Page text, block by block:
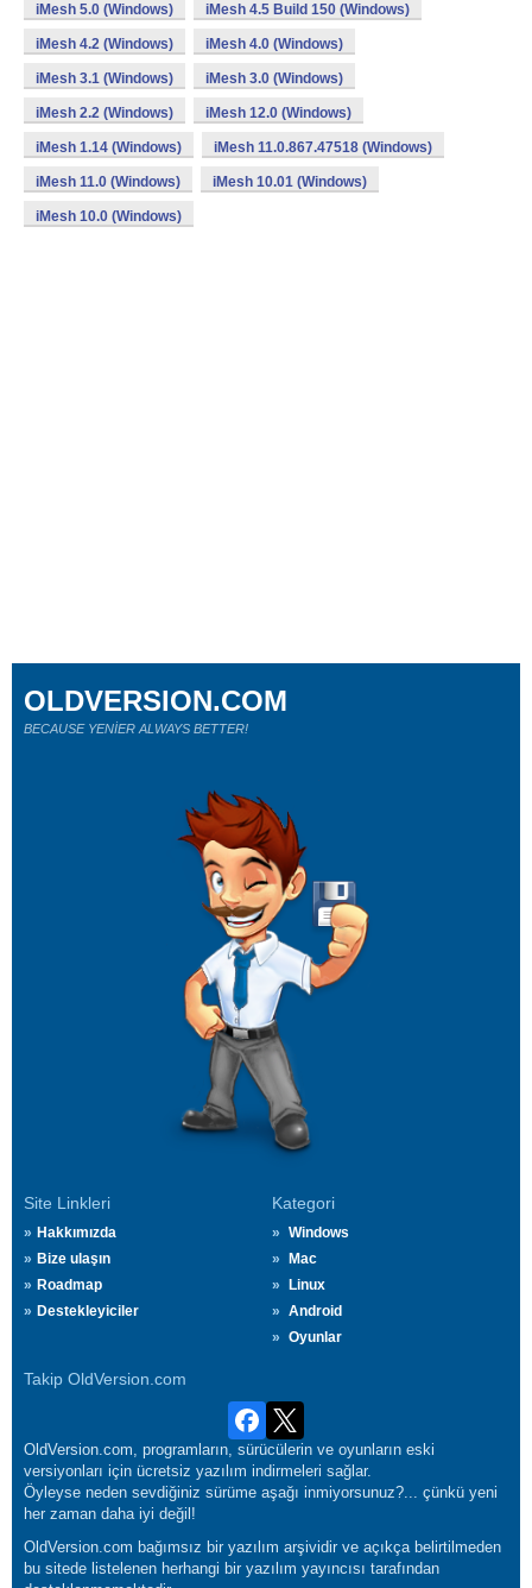
iMesh 5.0 (Windows) iMesh 4.5 Build 150 (Windows)
iMesh 4.2 (Windows) iMesh 4.0 (Windows)
iMesh 3.1 (Windows) iMesh 3.0 (Windows)
iMesh 2.2 (Windows) iMesh 12.0 (Windows)
iMesh 1.14 (Windows) iMesh 11.0.867.47518 (Windows)
iMesh 11.0 (Windows) iMesh 10.01 (Windows)
iMesh 10.0 (Windows)
Site Linkleri
Hakkımızda
Bize ulaşın
Roadmap
Destekleyiciler
Kategori
Windows
Mac
Linux
Android
Oyunlar
Takip OldVersion.com
OLDVERSION.COM
BECAUSE YENİER ALWAYS BETTER!
OldVersion.com, programların, sürücülerin ve oyunların eski
versiyonları için ücretsiz yazılım indirmeleri sağlar.
Öyleyse neden sevdiğiniz sürüme aşağı inmiyorsunuz?... çünkü yeni
her zaman daha iyi değil!
OldVersion.com bağımsız bir yazılım arşividir ve açıkça belirtilmeden
bu sitede listelenen herhangi bir yazılım yayıncısı tarafından